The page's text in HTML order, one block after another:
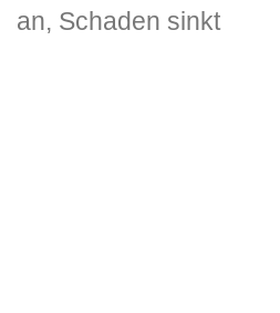
DLH Stick – Sicherheitskonzept
an, Schaden sinkt